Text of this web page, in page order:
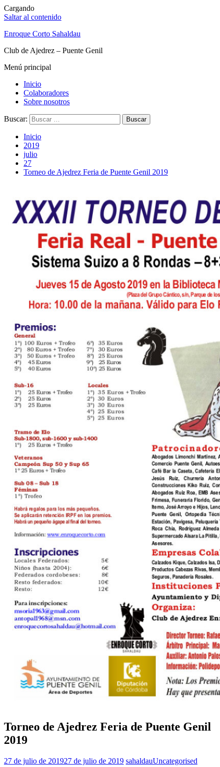
Cargando
Saltar al contenido
Enroque Corto Sahaldau
Club de Ajedrez – Puente Genil
Menú principal
Inicio
Colaboradores
Sobre nosotros
Buscar:
Inicio
2019
julio
27
Torneo de Ajedrez Feria de Puente Genil 2019
Torneo de Ajedrez Feria de Puente Genil
2019
27 de julio de 201927 de julio de 2019 sahaldauUncategorised